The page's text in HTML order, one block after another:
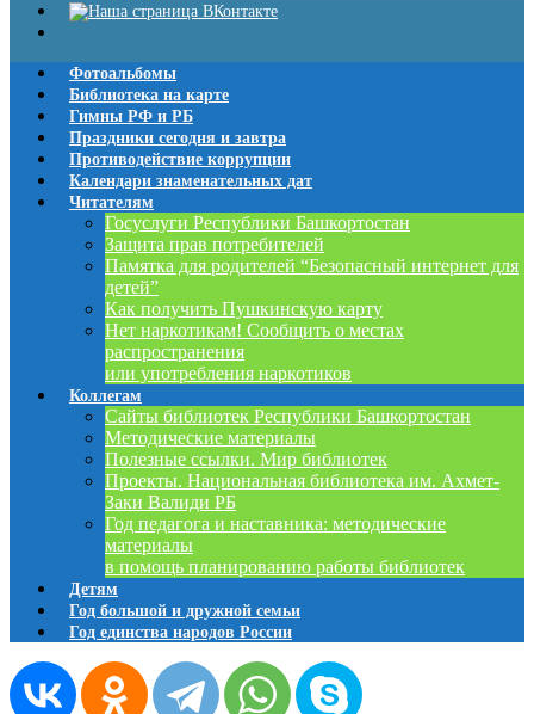
Фотоальбомы
Библиотека на карте
Гимны РФ и РБ
Праздники сегодня и завтра
Противодействие коррупции
Календари знаменательных дат
Читателям
Госуслуги Республики Башкортостан
Защита прав потребителей
Памятка для родителей “Безопасный интернет для
детей”
Как получить Пушкинскую карту
Нет наркотикам! Сообщить о местах
распространения
или употребления наркотиков
Коллегам
Сайты библиотек Республики Башкортостан
Методические материалы
Полезные ссылки. Мир библиотек
Проекты. Национальная библиотека им. Ахмет-
Заки Валиди РБ
Год педагога и наставника: методические
материалы
в помощь планированию работы библиотек
Детям
Год большой и дружной семьи
Год единства народов России